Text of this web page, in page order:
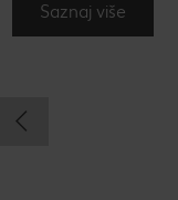
Saznaj više